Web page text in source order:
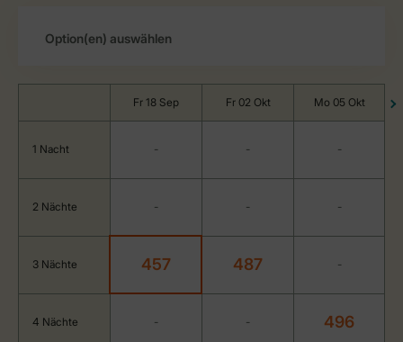
Fr 18 Sep Fr 02 Okt Mo 05 Okt
1 Nacht - - -
2 Nächte - - -
3 Nächte 457 487 -
4 Nächte - - 496